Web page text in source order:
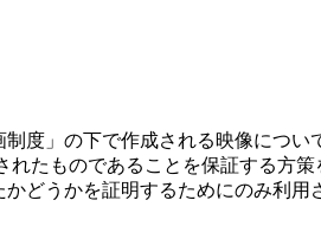
度」の下で作成される映像につ
たものであることを保証する方
どうかを証明するためにのみ利用